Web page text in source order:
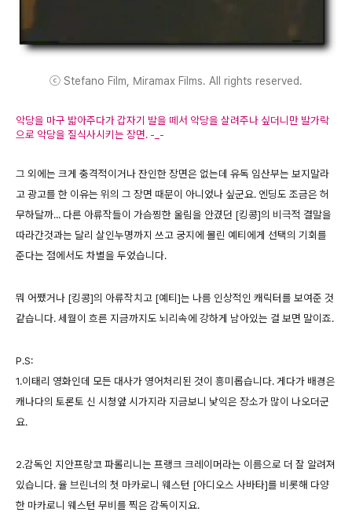
ⓒ Stefano Film, Miramax Films. All rights reserved.
악당을 마구 밟아주다가 갑자기 발을 떼서 악당을 살려주나 싶더니만 발가락
으로 악당을 질식사시키는 장면. -_-
그 외에는 크게 충격적이거나 잔인한 장면은 없는데 유독 임산부는 보지말라
고 광고를 한 이유는 위의 그 장면 때문이 아니었나 싶군요. 엔딩도 조금은 허
무하달까... 다른 아류작들이 가슴찡한 울림을 안겼던 [킹콩]의 비극적 결말을
따라간것과는 달리 살인누명까지 쓰고 궁지에 몰린 예티에게 선택의 기회를
준다는 점에서도 차별을 두었습니다.
뭐 어쨌거나 [킹콩]의 아류작치고 [예티]는 나름 인상적인 캐릭터를 보여준 것
같습니다. 세월이 흐른 지금까지도 뇌리속에 강하게 남아있는 걸 보면 말이죠.
P.S:
1.이태리 영화인데 모든 대사가 영어처리된 것이 흥미롭습니다. 게다가 배경은
캐나다의 토론토 신 시청앞 시가지라 지금보니 낯익은 장소가 많이 나오더군
요.
2.감독인 지안프랑코 파롤리니는 프랭크 크레이머라는 이름으로 더 잘 알려져
있습니다. 율 브린너의 첫 마카로니 웨스턴 [아디오스 사바타]를 비롯해 다양
한 마카로니 웨스턴 무비를 찍은 감독이지요.